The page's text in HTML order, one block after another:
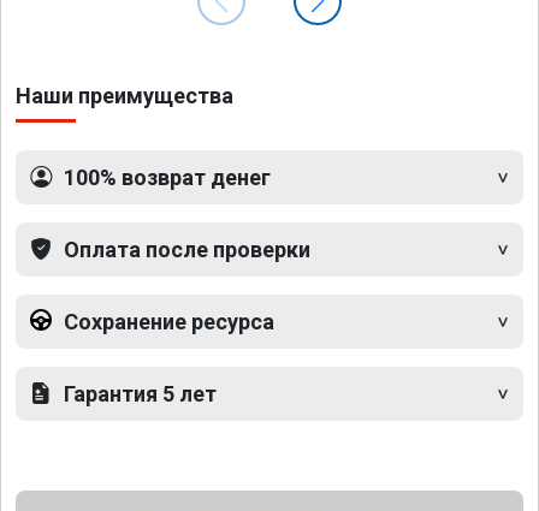
Наши преимущества
100% возврат денег
Оплата после проверки
Сохранение ресурса
Гарантия 5 лет